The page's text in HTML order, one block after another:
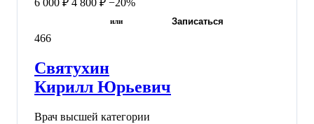
6 000 ₽ 4 800 ₽ −20%
или Записаться
466
Святухин
Кирилл Юрьевич
Врач высшей категории